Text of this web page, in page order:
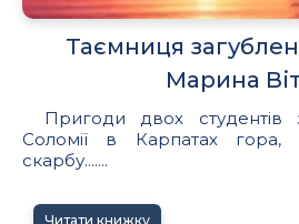
Таємниця
Марина
Пригоди двох
Соломії в Карпатах гора,
скарбу.......
Читати книжку